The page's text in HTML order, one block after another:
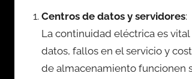
Centros de datos y servidores:
La continuidad eléctrica es
datos, fallos en el servicio y
de almacenamiento funcionen